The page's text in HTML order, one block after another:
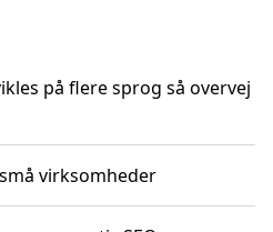
på flere sprog så overvej
virksomheder